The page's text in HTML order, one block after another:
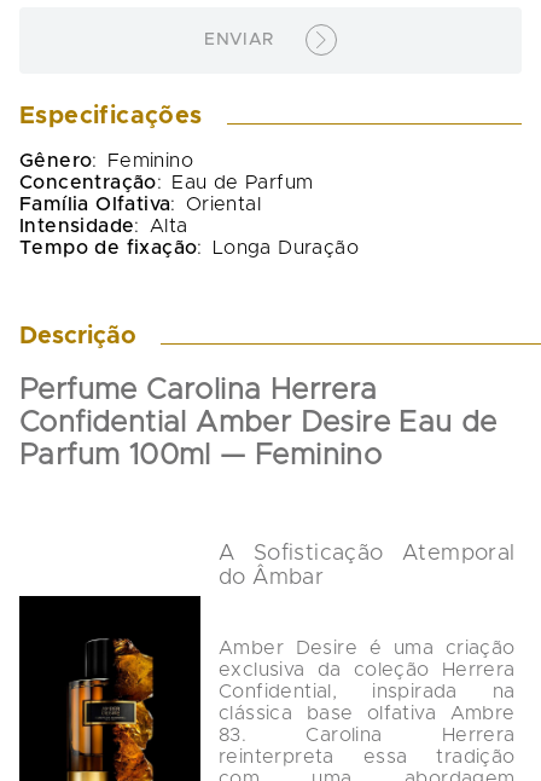
ENVIAR
Especificações
Gênero:
Feminino
Concentração:
Eau de Parfum
Família Olfativa:
Oriental
Intensidade:
Alta
Tempo de fixação: Longa Duração
Descrição
Perfume Carolina Herrera
Confidential Amber Desire Eau de
Parfum 100ml — Feminino
A Sofisticação Atemporal
do Âmbar
Amber Desire é uma criação
exclusiva da coleção Herrera
Confidential, inspirada na
clássica base olfativa Ambre
83. Carolina Herrera
reinterpreta essa tradição